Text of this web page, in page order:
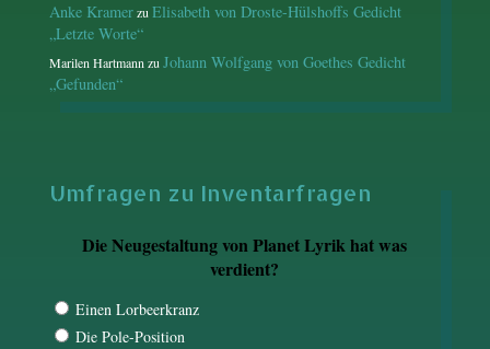
Anke Kramerzu Elisabeth von Droste-Hülshoffs Gedicht
„Letzte Worte“
Marilen Hartmann zu Johann Wolfgang von Goethes Gedicht
„Gefunden“
Umfragen zu Inventarfragen
Die Neugestaltung von Planet Lyrik hat was
verdient?
Einen Lorbeerkranz
Die Pole-Position